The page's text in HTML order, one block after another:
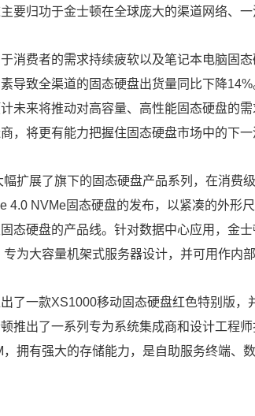
要归功于金士顿在全球庞大的渠道网络、
消费者的需求持续疲软以及笔记本电脑固
导致全渠道的固态硬盘出货量同比下降
未来将推动对高容量、高性能固态硬盘的
，将更有能力把握住固态硬盘市场中的下一
扩展了旗下的固态硬盘产品系列，在消费
4.0 NVMe固态硬盘的发布，以紧凑的外形
态硬盘的产品线。针对数据中心应用，金
为大容量机架式服务器设计，并可用作内部
了一款XS1000移动固态硬盘红色特别版
推出了一系列专为系统集成商和设计工程
拥有强大的存储能力，是自助服务终端、